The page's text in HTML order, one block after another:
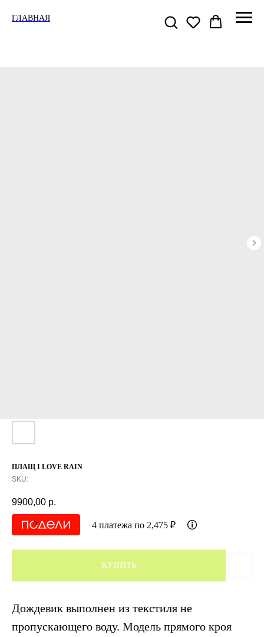
ГЛАВНАЯ
ПЛАЩ I LOVE RAIN
SKU:
9900,00 р.
4 платежа по 2,475 ₽
КУПИТЬ
Дождевик выполнен из текстиля не
пропускающего воду. Модель прямого кроя